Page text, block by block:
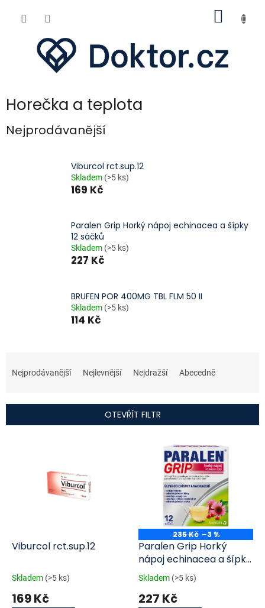
Horečka a teplota
Nejprodávanější
Viburcol rct.sup.12
Skladem (>5 ks)
169 Kč
Paralen Grip Horký nápoj echinacea a šípky
12 sáčků
Skladem (>5 ks)
227 Kč
BRUFEN POR 400MG TBL FLM 50 II
Skladem (>5 ks)
114 Kč
a
í
Nejprodávanější Nejlevnější Nejdražší Abecedně
OTEVŘÍT FILTR
dViburcol rct.sup.12
Skladem (>5 ks)
169 Kč
235 Kč –3 %
Paralen Grip Horký
nápoj echinacea a šípky
12 sáčků
Skladem (>5 ks)
227 Kč